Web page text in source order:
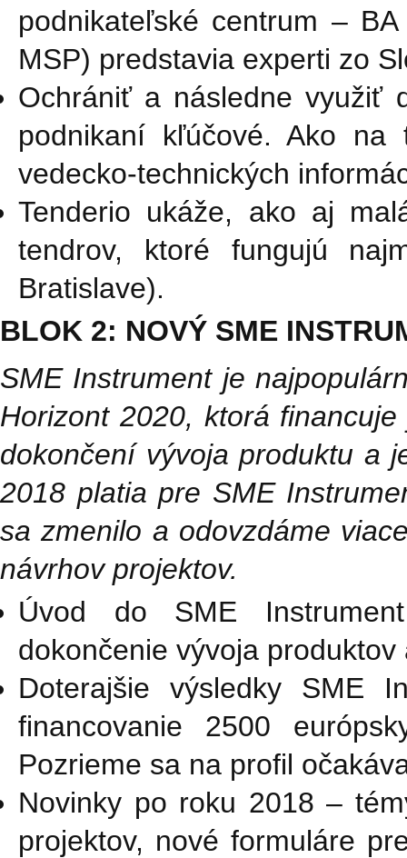
podnikateľské centrum –
MSP) predstavia experti zo
Ochrániť a následne využiť
podnikaní kľúčové. Ako
vedecko-technických
Tenderio ukáže, ako aj
tendrov, ktoré fungujú
Bratislave).
BLOK 2: NOVÝ SME
SME Instrument je
Horizont 2020, ktorá
dokončení vývoja produktu a
2018 platia pre SME
sa zmenilo a odovzdáme
návrhov projektov.
Úvod do SME
dokončenie vývoja
Doterajšie výsledky SME
financovanie 2500
Pozrieme sa na profil
Novinky po roku 2018 –
projektov, nové formuláre